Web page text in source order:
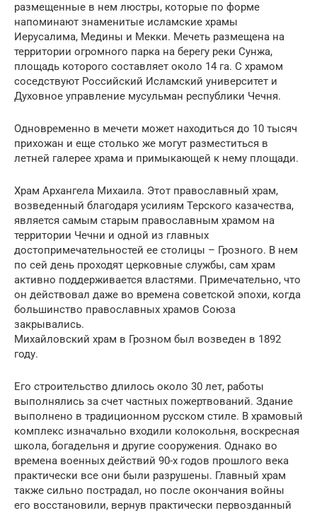
размещенные в нем люстры, которые по форме
напоминают знаменитые исламские храмы
Иерусалима, Медины и Мекки. Мечеть размещена на
территории огромного парка на берегу реки Сунжа,
площадь которого составляет около 14 га. С храмом
соседствуют Российский Исламский университет и
Духовное управление мусульман республики Чечня.
Одновременно в мечети может находиться до 10 тысяч
прихожан и еще столько же могут разместиться в
летней галерее храма и примыкающей к нему площади.
Храм Архангела Михаила. Этот православный храм,
возведенный благодаря усилиям Терского казачества,
является самым старым православным храмом на
территории Чечни и одной из главных
достопримечательностей ее столицы – Грозного. В нем
по сей день проходят церковные службы, сам храм
активно поддерживается властями. Примечательно, что
он действовал даже во времена советской эпохи, когда
большинство православных храмов Союза
закрывались.
Михайловский храм в Грозном был возведен в 1892
году.
Его строительство длилось около 30 лет, работы
выполнялись за счет частных пожертвований. Здание
выполнено в традиционном русском стиле. В храмовый
комплекс изначально входили колокольня, воскресная
школа, богадельня и другие сооружения. Однако во
времена военных действий 90-х годов прошлого века
практически все они были разрушены. Главный храм
также сильно пострадал, но после окончания войны
его восстановили, вернув практически первозданный